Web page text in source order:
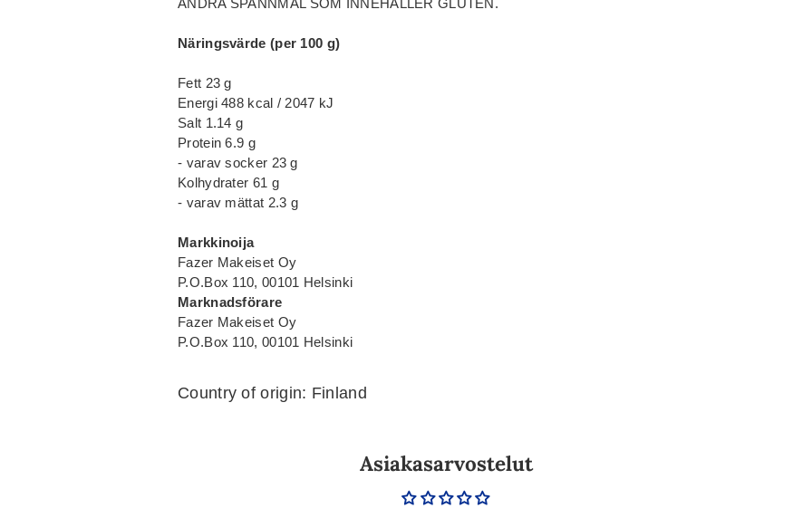
Näringsvärde (per 100 g)
Fett 23 g
Energi 488 kcal / 2047 kJ
Salt 1.14 g
Protein 6.9 g
- varav socker 23 g
Kolhydrater 61 g
- varav mättat 2.3 g
Markkinoija
Fazer Makeiset Oy
P.O.Box 110, 00101 Helsinki
Marknadsförare
Fazer Makeiset Oy
P.O.Box 110, 00101 Helsinki
Country of origin: Finland
Asiakasarvostelut